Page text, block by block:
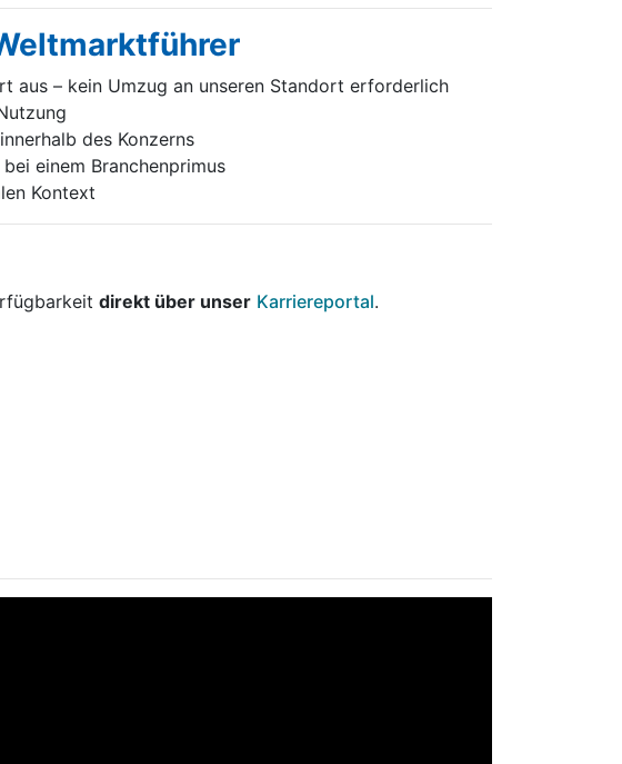
aus – kein Umzug an unseren Standort erforderlich
des Konzerns
einem Branchenprimus
Kontext
direkt über unser Karriereportal.